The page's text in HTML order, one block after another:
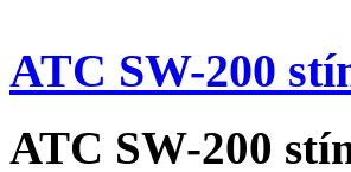
ATC SW-200
ATC SW-200